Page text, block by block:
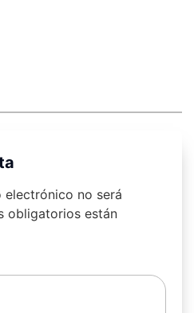
no será
obligatorios están